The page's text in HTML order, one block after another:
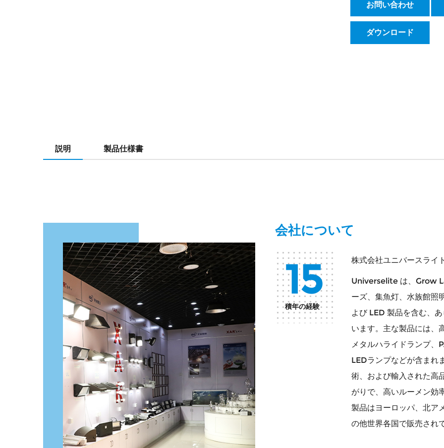
お問い合わせ
ダウンロード
説明 製品仕様書
会社について
15
積年の経験
株式会社ユニバースライ
Universelite は、Grow
ーズ、集魚灯、水族館照
よび LED 製品を含む、
います。主な製品には、
メタルハライドランプ、
LEDランプなどが含まれ
術、および輸入された高
がりで、高いルーメン効
製品はヨーロッパ、北ア
の他世界各国で販売され